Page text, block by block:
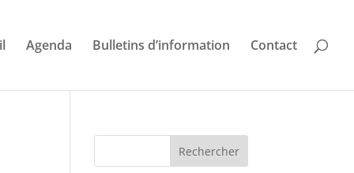
Agenda Bulletins d’information Contact